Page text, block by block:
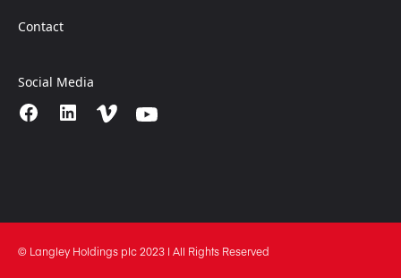
Contact
Social Media
© Langley Holdings plc 2023 | All Rights Reserved